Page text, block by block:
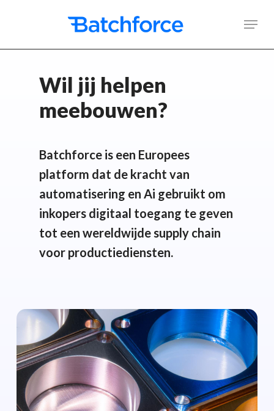
main
content
Menu
Wil jij helpen
meebouwen?
Batchforce is een Europees
platform dat de kracht van
automatisering en Ai gebruikt om
inkopers digitaal toegang te geven
tot een wereldwijde supply chain
voor productiediensten.